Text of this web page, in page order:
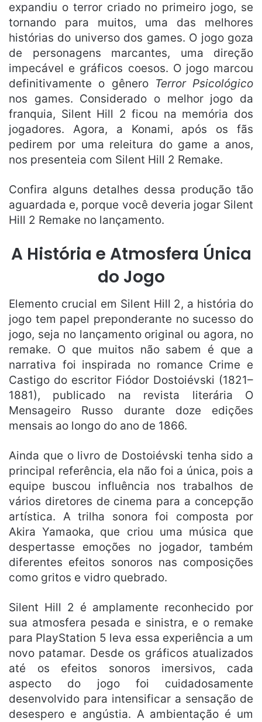
expandiu o terror criado no primeiro jogo, se
tornando para muitos, uma das melhores
histórias do universo dos games. O jogo goza
de personagens marcantes, uma direção
impecável e gráficos coesos. O jogo marcou
definitivamente o gênero Terror Psicológico
nos games. Considerado o melhor jogo da
franquia, Silent Hill 2 ficou na memória dos
jogadores. Agora, a Konami, após os fãs
pedirem por uma releitura do game a anos,
nos presenteia com Silent Hill 2 Remake.
Confira alguns detalhes dessa produção tão
aguardada e, porque você deveria jogar Silent
Hill 2 Remake no lançamento.
A História e Atmosfera Única
do Jogo
Elemento crucial em Silent Hill 2, a história do
jogo tem papel preponderante no sucesso do
jogo, seja no lançamento original ou agora, no
remake. O que muitos não sabem é que a
narrativa foi inspirada no romance Crime e
Castigo do escritor Fiódor Dostoiévski (1821–
1881), publicado na revista literária O
Mensageiro Russo durante doze edições
mensais ao longo do ano de 1866.
Ainda que o livro de Dostoiévski tenha sido a
principal referência, ela não foi a única, pois a
equipe buscou influência nos trabalhos de
vários diretores de cinema para a concepção
artística. A trilha sonora foi composta por
Akira Yamaoka, que criou uma música que
despertasse emoções no jogador, também
diferentes efeitos sonoros nas composições
como gritos e vidro quebrado.
Silent Hill 2 é amplamente reconhecido por
sua atmosfera pesada e sinistra, e o remake
para PlayStation 5 leva essa experiência a um
novo patamar. Desde os gráficos atualizados
até os efeitos sonoros imersivos, cada
aspecto do jogo foi cuidadosamente
desenvolvido para intensificar a sensação de
desespero e angústia. A ambientação é um